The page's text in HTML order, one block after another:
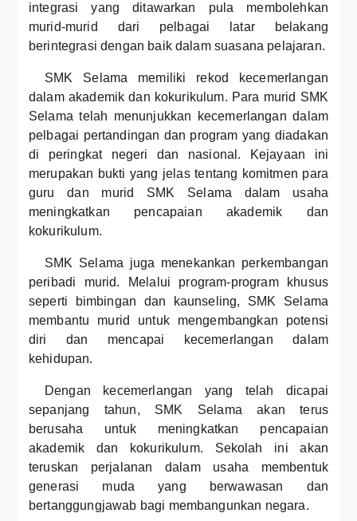
integrasi yang ditawarkan pula membolehkan
murid-murid dari pelbagai latar belakang
berintegrasi dengan baik dalam suasana pelajaran.
SMK Selama memiliki rekod kecemerlangan
dalam akademik dan kokurikulum. Para murid SMK
Selama telah menunjukkan kecemerlangan dalam
pelbagai pertandingan dan program yang diadakan
di peringkat negeri dan nasional. Kejayaan ini
merupakan bukti yang jelas tentang komitmen para
guru dan murid SMK Selama dalam usaha
meningkatkan pencapaian akademik dan
kokurikulum.
SMK Selama juga menekankan perkembangan
peribadi murid. Melalui program-program khusus
seperti bimbingan dan kaunseling, SMK Selama
membantu murid untuk mengembangkan potensi
diri dan mencapai kecemerlangan dalam
kehidupan.
Dengan kecemerlangan yang telah dicapai
sepanjang tahun, SMK Selama akan terus
berusaha untuk meningkatkan pencapaian
akademik dan kokurikulum. Sekolah ini akan
teruskan perjalanan dalam usaha membentuk
generasi muda yang berwawasan dan
bertanggungjawab bagi membangunkan negara.